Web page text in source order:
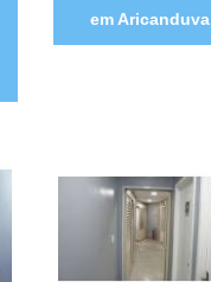
em Aricanduva